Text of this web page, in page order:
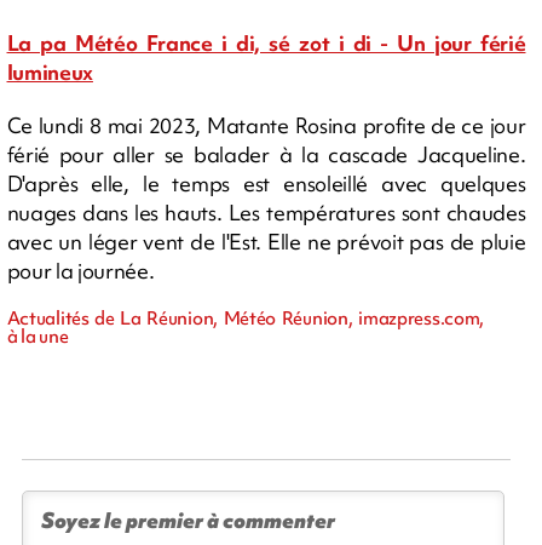
La pa Météo France i di, sé zot i di - Un jour férié
lumineux
Ce lundi 8 mai 2023, Matante Rosina profite de ce jour
férié pour aller se balader à la cascade Jacqueline.
D'après elle, le temps est ensoleillé avec quelques
nuages dans les hauts. Les températures sont chaudes
avec un léger vent de l'Est. Elle ne prévoit pas de pluie
pour la journée.
Actualités de La Réunion, Météo Réunion, imazpress.com,
à la une